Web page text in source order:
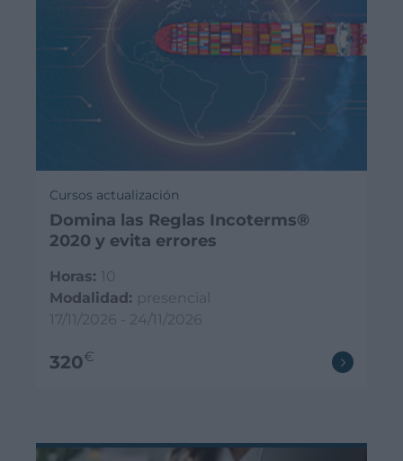
Cursos actualización
Domina las Reglas Incoterms®
2020 y evita errores
Horas: 10
Modalidad: presencial
17/11/2026 - 24/11/2026
320€